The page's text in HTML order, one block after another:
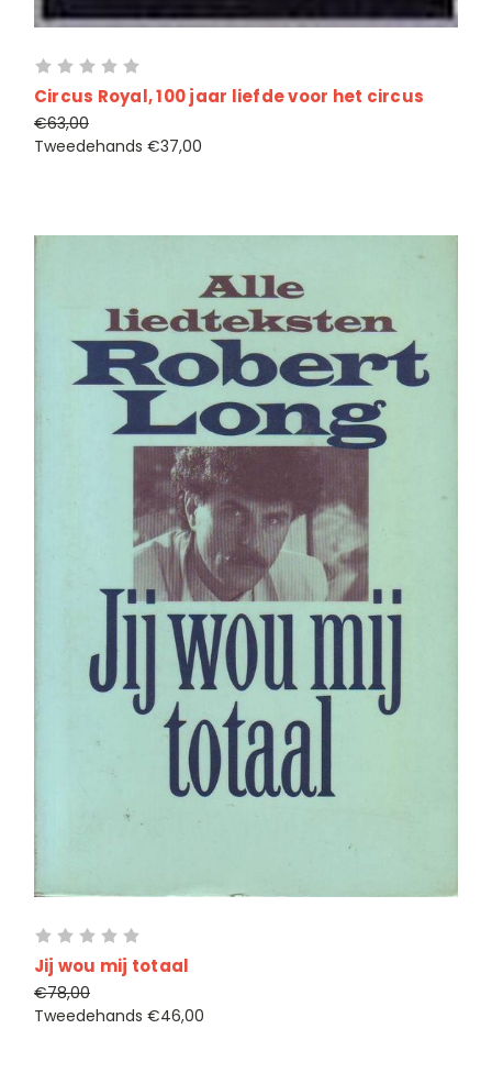
Circus Royal, 100 jaar liefde voor het circus
€63,00
Tweedehands €37,00
Jij wou mij totaal
€78,00
Tweedehands €46,00